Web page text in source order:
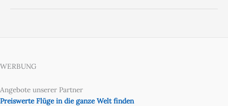
WERBUNG
Angebote unserer Partner
Preiswerte Flüge in die ganze Welt finden